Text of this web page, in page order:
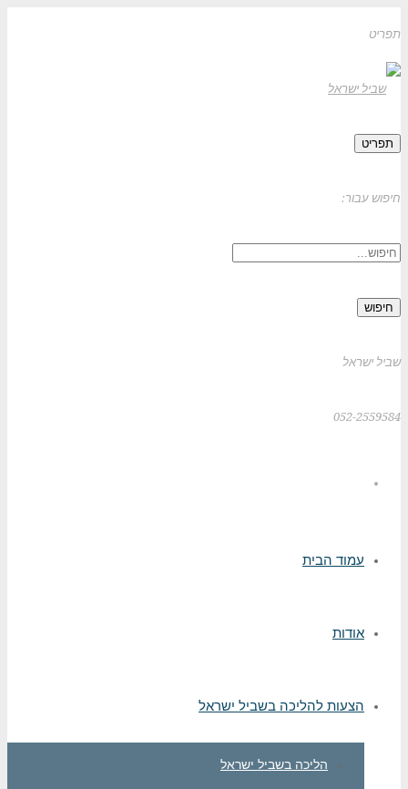
תפריט
תפריט
חיפוש עבור:
חיפוש
שביל ישראל
052-2559584
עמוד הבית
אודות
הצעות להליכה בשביל ישראל
הליכה בשביל ישראל